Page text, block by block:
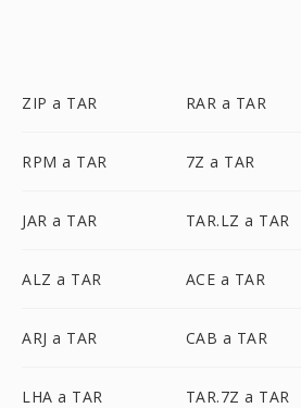
ZIP a TAR RAR a TAR
RPM a TAR 7Z a TAR
JAR a TAR TAR.LZ a TAR
ALZ a TAR ACE a TAR
ARJ a TAR CAB a TAR
LHA a TAR TAR.7Z a TAR